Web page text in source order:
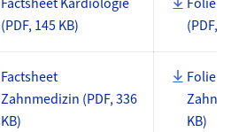
(PDF, 145 KB)
(PDF,
Factsheet
Zahnmedizin (PDF, 336
KB)
KB)